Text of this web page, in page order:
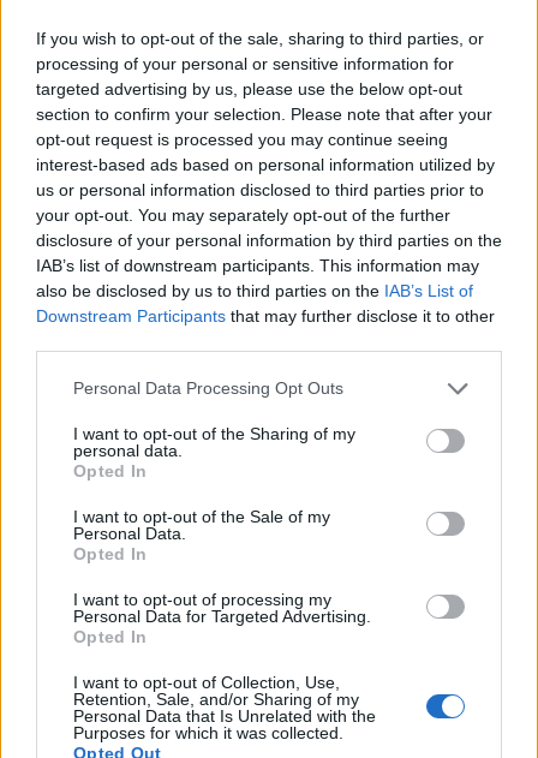
If you wish to opt-out of the sale, sharing to third parties, or
processing of your personal or sensitive information for
targeted advertising by us, please use the below opt-out
section to confirm your selection. Please note that after your
opt-out request is processed you may continue seeing
interest-based ads based on personal information utilized by
us or personal information disclosed to third parties prior to
your opt-out. You may separately opt-out of the further
disclosure of your personal information by third parties on the
IAB’s list of downstream participants. This information may
also be disclosed by us to third parties on the IAB’s List of
Downstream Participants that may further disclose it to other
Personal Data Processing Opt Outs
I want to opt-out of the Sharing of my
personal data.
Opted In
I want to opt-out of the Sale of my
Personal Data.
Opted In
I want to opt-out of processing my
Personal Data for Targeted Advertising.
Opted In
I want to opt-out of Collection, Use,
Retention, Sale, and/or Sharing of my
Personal Data that Is Unrelated with the
Purposes for which it was collected.
Opted Out
Nagy Viktor
2020. március 25. 13:41
Sokak szerint a koronavírus miatt a világ már
soha nem lesz olyan, mint a járvány előtt. Olyan
gátak szakadnak át, amik kimozdítanak minket a
korábbi megszokásainkból, ez pedig arra is
hatással lesz, mit, milyen mennyiségben és milyen
formában fogyasztunk majd. Mutatunk néhány
Portfolio Investment Day 2026Október 21-én jön a Portfolio
Investment Day 2026, ahol a piac vezető szakértőivel
keressük a választ a befektetőket leginkább foglalkoztató
kérdésekre. Meddig tarthat az AI-rali, kik lehetnek a
következő évek nyertesei, mire számíthatunk a részvény-,
kötvény-, nyersanyag- és kriptopiacokon, és hogyan
érdemes portfóliót építeni egy gyorsan változó...
KEDVES OLVASÓNK!
A keresett cikk a portfolio.hu hírarchívumához
tartozik, melynek olvasása előfizetéses